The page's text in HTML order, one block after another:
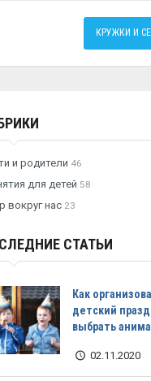
КРУЖКИ И
и родители 46
для детей 58
вокруг нас 23
СТАТЬИ
Как
детский
выбрать
02.11.2020